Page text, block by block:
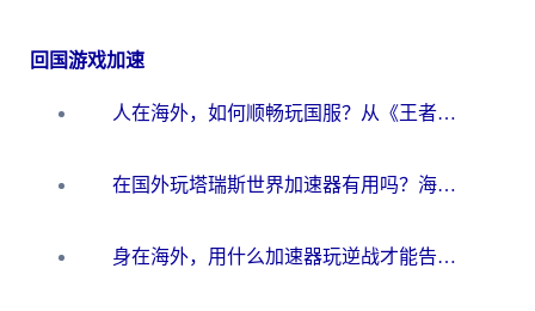
回国游戏加速
人在海外，如何顺畅玩国服？从《王者荣耀》到《云图计划》的加速器终极指南
在国外玩塔瑞斯世界加速器有用吗？海外玩家亲测后的真实答案
身在海外，用什么加速器玩逆战才能告别延迟？